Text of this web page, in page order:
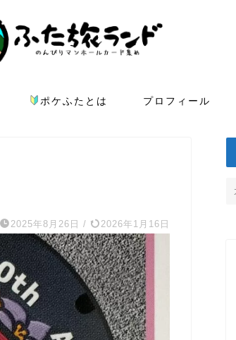
ポケふたとは プロフィール
2025年8月26日 / 2026年1月16日